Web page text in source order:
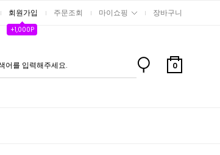
회원가입
+1,000P
주문조회 마이쇼핑 장바구니
0